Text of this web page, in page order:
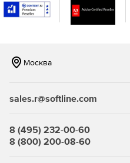
Цепочки автоматических
Сбор подписчиков
пополнения базы
A/B тестирование
Москва
sales.r@softline.com
8 (495) 232-00-60
8 (800) 200-08-60